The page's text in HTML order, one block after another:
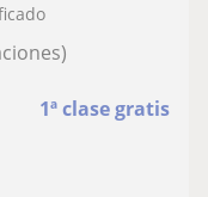
1ª clase gratis